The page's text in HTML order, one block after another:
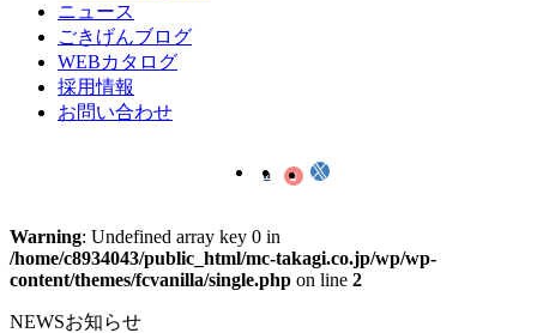
ニュース
ごきげんブログ
WEBカタログ
採用情報
お問い合わせ
Warning: Undefined array key 0 in
/home/c8934043/public_html/mc-takagi.co.jp/wp/wp-
content/themes/fcvanilla/single.php on line 2
NEWSお知らせ